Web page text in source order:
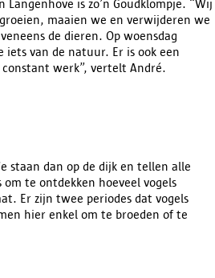
is zo’n Goudklompje. “Wij
maaien we en verwijderen we
de dieren. Op woensdag
van de natuur. Er is ook een
werk”, vertelt André.
staan dan op de dijk en tellen alle
te ontdekken hoeveel vogels
Er zijn twee periodes dat vogels
hier enkel om te broeden of te